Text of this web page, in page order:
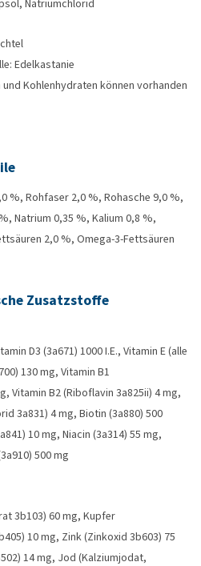
Natriumchlorid
Edelkastanie
Kohlenhydraten können vorhanden
%, Rohfaser 2,0 %, Rohasche 9,0 %,
Natrium 0,35 %, Kalium 0,8 %,
2,0 %, Omega-3-Fettsäuren
Zusatzstoffe
D3 (3a671) 1000 I.E., Vitamin E (alle
130 mg, Vitamin B1
Vitamin B2 (Riboflavin 3a825ii) 4 mg,
3a831) 4 mg, Biotin (3a880) 500
10 mg, Niacin (3a314) 55 mg,
500 mg
3b103) 60 mg, Kupfer
10 mg, Zink (Zinkoxid 3b603) 75
14 mg, Jod (Kalziumjodat,